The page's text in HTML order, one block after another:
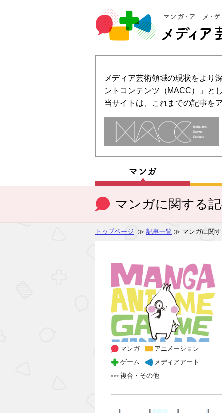
メディア芸術領域の現状をより
ントコンテンツ（MACC）」と
当サイトは、これまでの記事を
マンガに関する
トップページ ≫ 記事一覧 ≫ マンガに関す
マンガ
アニメーション
ゲーム
メディアアート
複合・その他